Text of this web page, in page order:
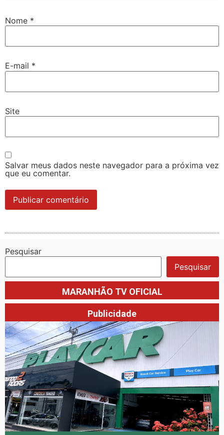
Nome *
E-mail *
Site
Salvar meus dados neste navegador para a próxima vez
que eu comentar.
Pesquisar
Pesquisar
MARANHÃO TV OFICIAL
Publicidade